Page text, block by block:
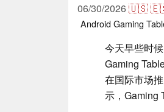
06/30/2026🇺🇸
AndroidGaming
今天早些时
Gaming
在国际市场
示，Gaming